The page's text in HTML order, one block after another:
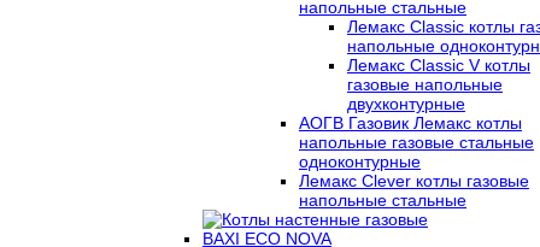
напольные стальные
Лемакс Classic котлы
напольные
Лемакс Classic V котлы
газовые напольные
двухконтурные
АОГВ Газовик Лемакс котлы
напольные газовые стальные
одноконтурные
Лемакс Clever котлы газовые
напольные стальные